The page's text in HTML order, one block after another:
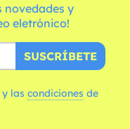
novedades y
eletrónico!
SUSCRÍBETE
las condiciones